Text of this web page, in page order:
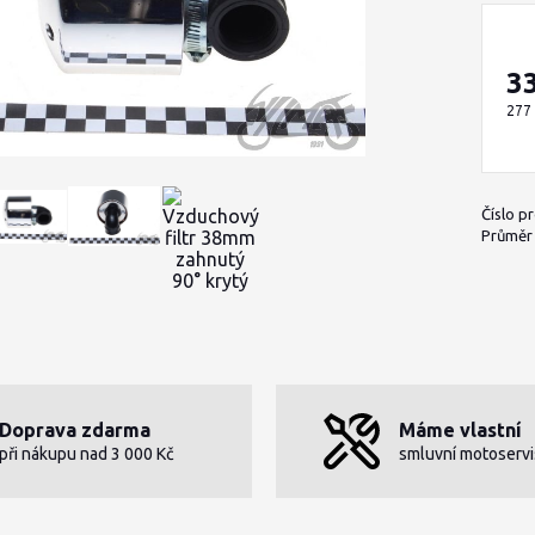
277
Číslo
zdarma
nákupu nad 3 000 Kč
Máme vlastní
smluvní